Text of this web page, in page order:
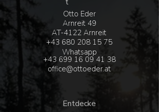
Otto Eder
Arnreit 49
AT-4122 Arnreit
+43 680 208 15 75
Whatsapp
+43 699 16 09 41 38
office@ottoeder.at
Entdecke